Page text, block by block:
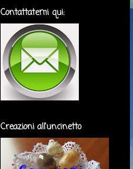
Contattatemi qui:
Creazioni all'uncinetto